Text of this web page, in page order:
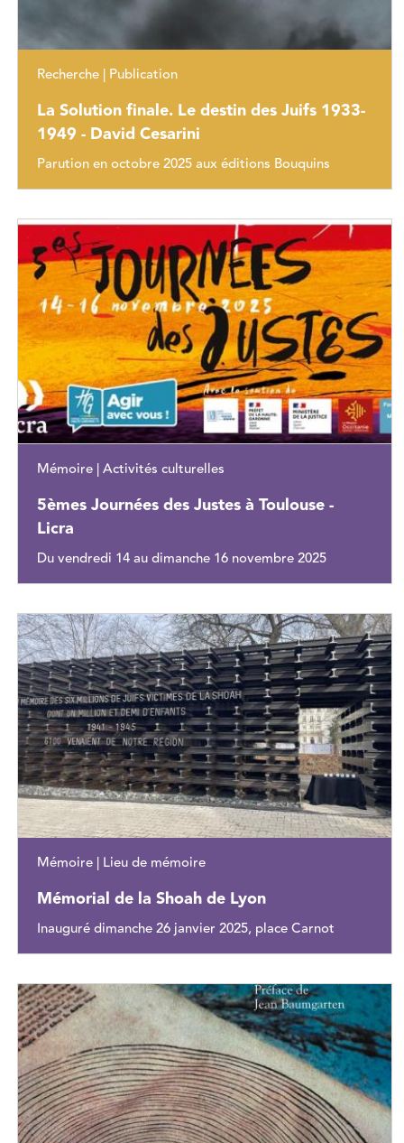
Recherche | Publication
La Solution finale. Le destin des Juifs 1933-
1949 - David Cesarini
Parution en octobre 2025 aux éditions Bouquins
Mémoire | Activités culturelles
5èmes Journées des Justes à Toulouse -
Licra
Du vendredi 14 au dimanche 16 novembre 2025
Mémoire | Lieu de mémoire
Mémorial de la Shoah de Lyon
Inauguré dimanche 26 janvier 2025, place Carnot